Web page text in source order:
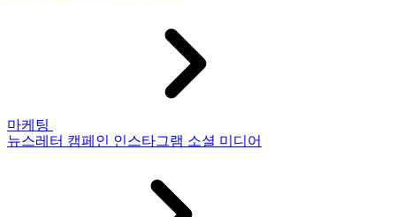
마케팅
뉴스레터 캠페인 인스타그램 소셜 미디어